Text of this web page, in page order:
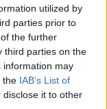
utilized by
parties prior to
the further
third parties on the
information may
the IAB’s List of
it to other